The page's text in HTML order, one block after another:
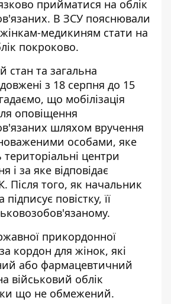
прийматися на облік
В ЗСУ пояснювали
медикиням стати на
покроково.
стан та загальна
з 18 серпня до 15
що мобілізація
оповіщення
шляхом вручення
особами, яке
територіальні центри
і за яке відповідає
Після того, як начальник
повістку, її
прикордонної
кордон для жінок, які
або фармацевтичний
військовий облік
що не обмежений.